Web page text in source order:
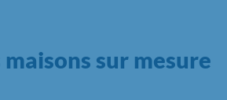
maisons sur mesure